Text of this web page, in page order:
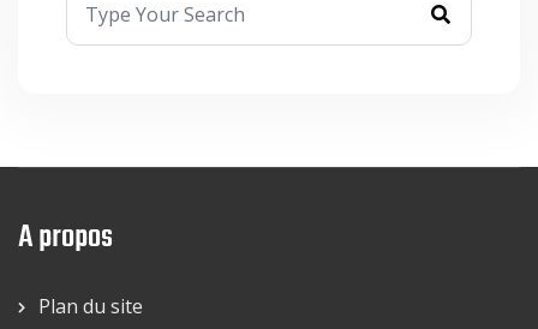
A propos
Plan du site